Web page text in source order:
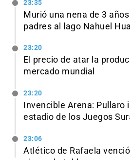
23:35
Murió una nena de 3
padres al lago Nahuel
23:20
El precio de atar la
mercado mundial
23:20
Invencible Arena: Pullaro
estadio de los Juegos
23:06
Atlético de Rafaela